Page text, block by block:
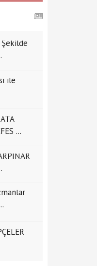
ile
...